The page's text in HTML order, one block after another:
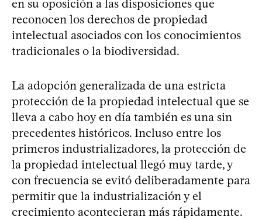
en su oposición a las disposiciones que
reconocen los derechos de propiedad
intelectual asociados con los conocimientos
tradicionales o la biodiversidad.
La adopción generalizada de una estricta
protección de la propiedad intelectual que se
lleva a cabo hoy en día también es una sin
precedentes históricos. Incluso entre los
primeros industrializadores, la protección de
la propiedad intelectual llegó muy tarde, y
con frecuencia se evitó deliberadamente para
permitir que la industrialización y el
crecimiento acontecieran más rápidamente.